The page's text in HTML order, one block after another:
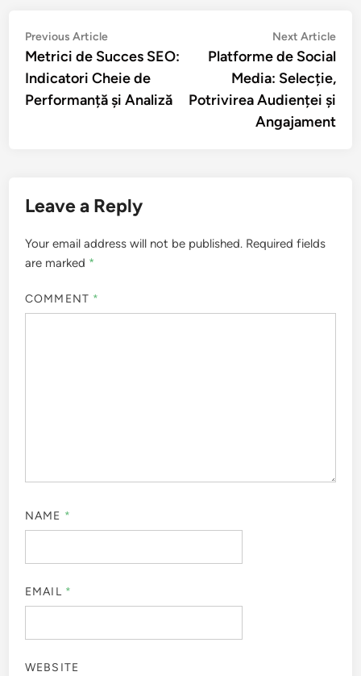
Post
navigation
Previous ArticlePrevious
article:
Metrici de Succes SEO:
Indicatori Cheie de
Performanță și Analiză
Next Article
Platforme de Social
Media: Selecție,
Potrivirea Audienței și
Angajament
Leave a Reply
Your email address will not be published. Required fields
are marked *
COMMENT *
NAME *
EMAIL *
WEBSITE